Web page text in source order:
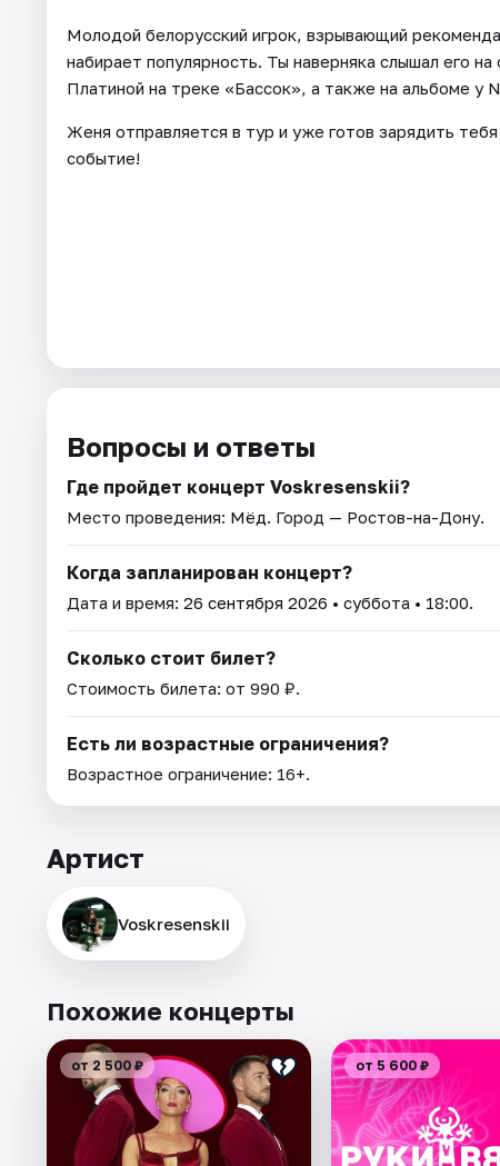
Молодой белорусский игрок, взрывающий
набирает популярность. Ты наверняка слышал его
Платиной на треке «Бассок», а также на альбоме у
Женя отправляется в тур и уже готов зарядить
событие!
Вопросы и ответы
Где пройдет концерт Voskresenskii?
Место проведения: Мёд. Город — Ростов-на-Дону.
Когда запланирован концерт?
Дата и время: 26 сентября 2026 • суббота • 18:00.
Сколько стоит билет?
Стоимость билета: от 990 ₽.
Есть ли возрастные ограничения?
Возрастное ограничение: 16+.
Артист
Voskresenskii
Похожие концерты
от 2 500 ₽ от 5 600 ₽